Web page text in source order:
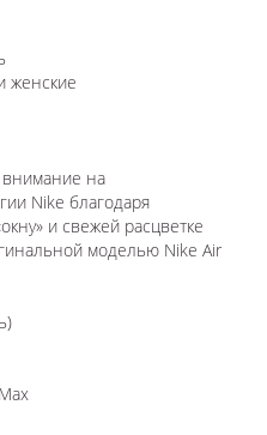
женские
внимание на
Nike благодаря
и свежей расцветке
моделью Nike Air